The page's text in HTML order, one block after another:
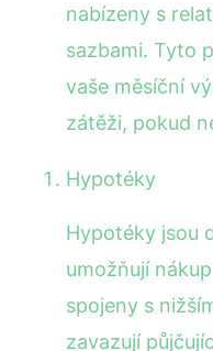
nabízeny s
sazbami. Tyto
vaše měsíční
zátěži, pokud
Hypotéky
Hypotéky jsou
umožňují
spojeny s
zavazují